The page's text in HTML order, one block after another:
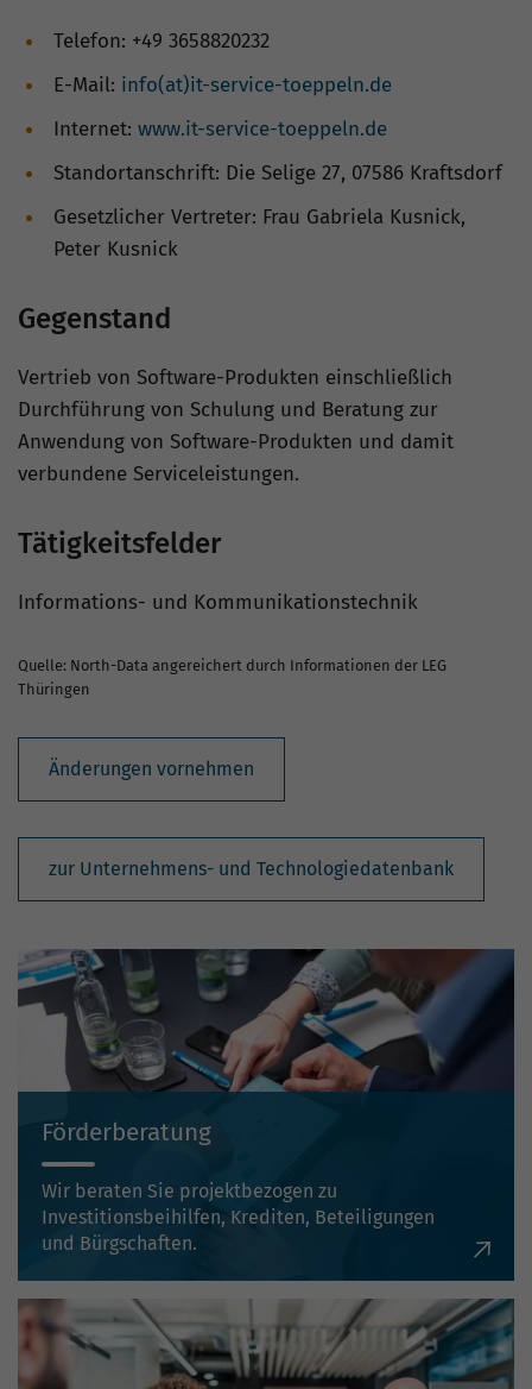
Telefon: +49 3658820232
E-Mail: info(at)it-service-toeppeln.de
Internet: www.it-service-toeppeln.de
Standortanschrift: Die Selige 27, 07586 Kraftsdorf
Gesetzlicher Vertreter: Frau Gabriela Kusnick,
Peter Kusnick
Gegenstand
Vertrieb von Software-Produkten einschließlich
Durchführung von Schulung und Beratung zur
Anwendung von Software-Produkten und damit
verbundene Serviceleistungen.
Tätigkeitsfelder
Informations- und Kommunikationstechnik
Quelle: North-Data angereichert durch Informationen der LEG
Thüringen
Änderungen vornehmen
zur Unternehmens- und Technologiedatenbank
Förderberatung
Wir beraten Sie projektbezogen zu
Investitionsbeihilfen, Krediten, Beteiligungen
und Bürgschaften.